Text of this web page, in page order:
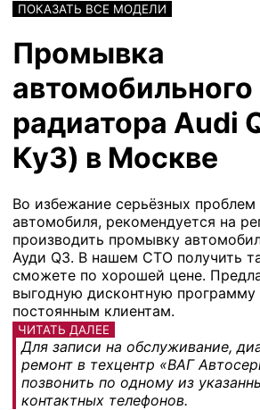
ПОКАЗАТЬ ВСЕ МОДЕЛИ
Промывка
автомобильного
радиатора Audi
Ку3) в Москве
Во избежание серьёзных проблем
автомобиля, рекомендуется на
производить промывку
Ауди Q3. В нашем СТО получить
сможете по хорошей цене.
выгодную дисконтную программу
постоянным клиентам.
ЧИТАТЬ ДАЛЕЕ
Для записи на обслуживание,
ремонт в техцентр «ВАГ
позвонить по одному из
контактных телефонов.